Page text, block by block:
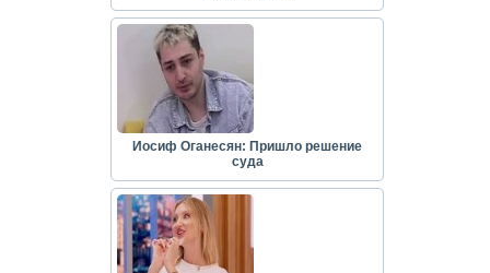
Иосиф Оганесян: Пришло решение
суда